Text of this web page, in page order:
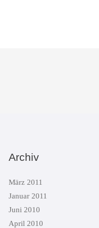
Archiv
März 2011
Januar 2011
Juni 2010
April 2010